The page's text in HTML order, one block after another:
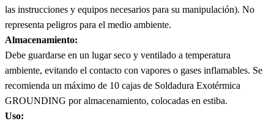
las instrucciones y equipos necesarios para su manipulación). No
representa peligros para el medio ambiente.
Almacenamiento:
Debe guardarse en un lugar seco y ventilado a temperatura
ambiente, evitando el contacto con vapores o gases inflamables. Se
recomienda un máximo de 10 cajas de Soldadura Exotérmica
GROUNDING por almacenamiento, colocadas en estiba.
Uso: